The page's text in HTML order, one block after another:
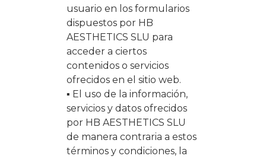
usuario en los formularios
dispuestos por HB
AESTHETICS SLU para
acceder a ciertos
contenidos o servicios
ofrecidos en el sitio web.
▪ El uso de la información,
servicios y datos ofrecidos
por HB AESTHETICS SLU
de manera contraria a estos
términos y condiciones, la